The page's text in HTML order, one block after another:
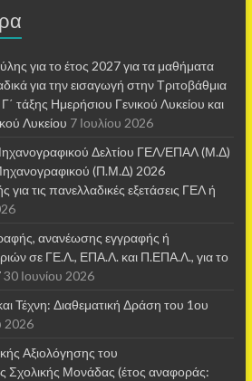
για το έτος 2027 για τα μαθήματα
για την εισαγωγή στην Τριτοβάθμια
τάξης Ημερήσιου Γενικού Λυκείου και
Λυκείου 7 Ιουλίου 2026
Δελτίου ΓΕΛ/ΕΠΑΛ (Μ.Δ)
(Π.Μ.Δ) 2026
τις πανελλαδικές εξετάσεις ΓΕΛ ή
ανανέωσης εγγραφής ή
σε ΓΕ.Λ., ΕΠΑ.Λ. και Π.ΕΠΑ.Λ., για το
30 Ιουνίου 2026
Τέχνη: Διαθεματική Δράση του 1ου
2026
Αξιολόγησης του
Σχολικής Μονάδας (έτος αναφοράς: